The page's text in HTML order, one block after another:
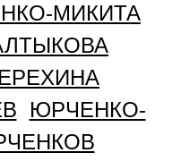
МИКИТА
ЮРЧЕНКО-